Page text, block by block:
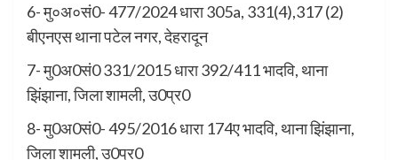
6- मु०अ०सं0- 477/2024 धारा 305a, 331(4),317 (2)
बीएनएस थाना पटेल नगर, देहरादून
7- मु0अ0सं0 331/2015 धारा 392/411 भादवि, थाना
झिंझाना, जिला शामली, उ0प्र0
8- मु0अ0सं0- 495/2016 धारा 174ए भादवि, थाना झिंझाना,
जिला शामली, उ0प्र0